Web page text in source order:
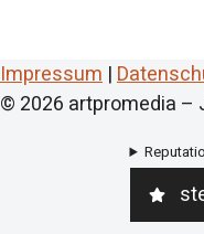
Impressum |
© 2026 artpromedia –